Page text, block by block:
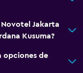
Novotel Jakarta
Kusuma?
opciones de